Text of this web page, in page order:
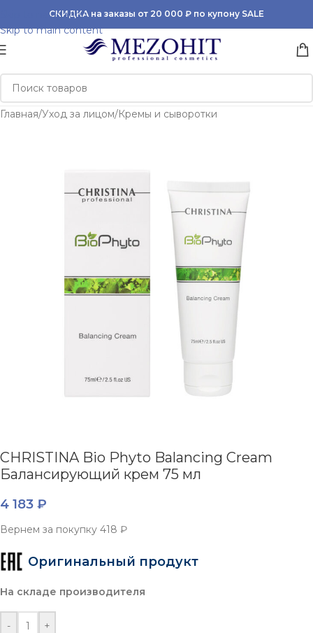
Skip to navigation
Skip to main content
СКИДКА на заказы от 20 000 ₽ по купону SALE
Главная/Уход за лицом/Кремы и сыворотки
CHRISTINA Bio Phyto Balancing Cream
Балансирующий крем 75 мл
4 183 ₽
Вернем за покупку 418 ₽
Оригинальный продукт
На складе производителя
- +